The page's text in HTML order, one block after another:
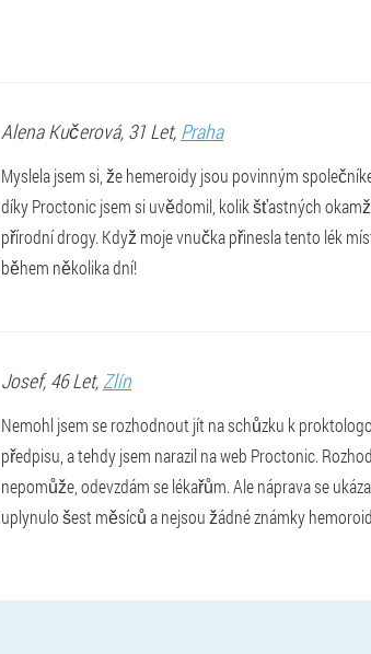
Alena Kučerová, 31 Let, Praha
Myslela jsem si, že hemeroidy jsou povinným
díky Proctonic jsem si uvědomil, kolik šťastných
přírodní drogy. Když moje vnučka přinesla tento lék
během několika dní!
Josef, 46 Let,Zlín
Nemohl jsem se rozhodnout jít na schůzku k
předpisu, a tehdy jsem narazil na web Proctonic.
nepomůže, odevzdám se lékařům. Ale náprava se
uplynulo šest měsíců a nejsou žádné známky